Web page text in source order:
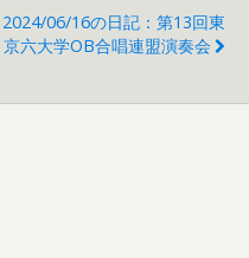
2024/06/16の日記：第13回東
京六大学OB合唱連盟演奏会